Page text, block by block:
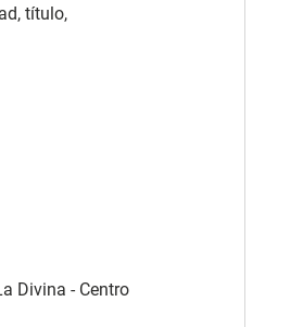
título,
Divina - Centro